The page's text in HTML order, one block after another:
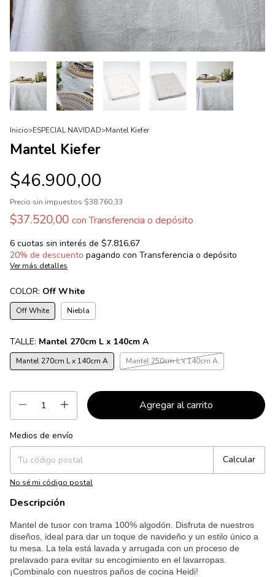
Inicio>ESPECIAL NAVIDAD>Mantel Kiefer
Mantel Kiefer
$46.900,00
Precio sin impuestos $38.760,33
$37.520,00 con Transferencia o depósito
6 cuotas sin interés de $7.816,67
20% de descuento pagando con Transferencia o depósito
Ver más detalles
COLOR: Off White
Off White Niebla
TALLE: Mantel 270cm L x 140cm A
Mantel 270cm L x 140cm A Mantel 250cm L x 140cm A
Entregas para el CP:
Medios de envío
Calcular
No sé mi código postal
Descripción
Mantel de tusor con trama 100% algodón. Disfruta de nuestros
diseños, ideal para dar un toque de navideño y un estilo único a
tu mesa. La tela está lavada y arrugada con un proceso de
prelavado para evitar su encogimiento en el lavarropas.
¡Combinalo con nuestros paños de cocina Heidi!